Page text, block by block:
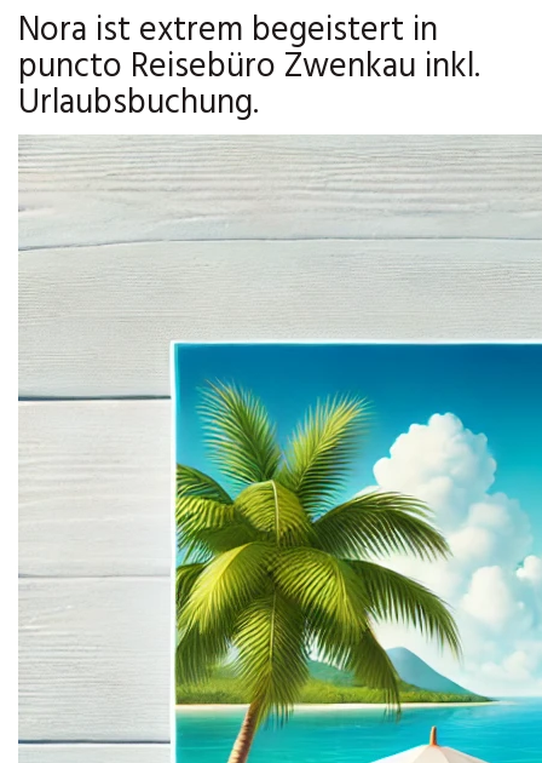
Nora ist extrem begeistert in
puncto Reisebüro Zwenkau inkl.
Urlaubsbuchung.